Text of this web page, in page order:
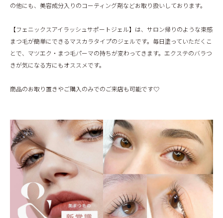
の他にも、美容成分入りのコーティング剤などお取り扱いしております。
【フェニックスアイラッシュサポートジェル】は、サロン帰りのような束感
まつ毛が簡単にできるマスカラタイプのジェルです。毎日塗っていただくこ
とで、マツエク・まつ毛パーマの持ちが変わってきます。エクステのバラつ
きが気になる方にもオススメです。
商品のお取り置きやご購入のみでのご来店も可能です♡